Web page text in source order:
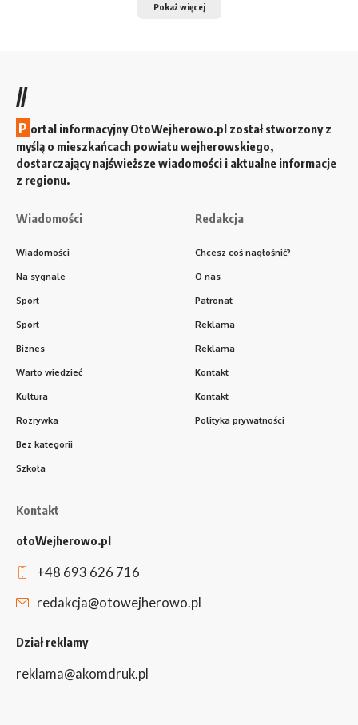
Pokaż więcej
//
P ortal informacyjny OtoWejherowo.pl został stworzony z
myślą o mieszkańcach powiatu wejherowskiego,
dostarczający najświeższe wiadomości i aktualne informacje
z regionu.
Wiadomości
Wiadomości
Na sygnale
Sport
Sport
Biznes
Warto wiedzieć
Kultura
Rozrywka
Bez kategorii
Szkoła
Redakcja
Chcesz coś nagłośnić?
O nas
Patronat
Reklama
Reklama
Kontakt
Kontakt
Polityka prywatności
Kontakt
otoWejherowo.pl
+48 693 626 716
redakcja@otowejherowo.pl
Dział reklamy
reklama@akomdruk.pl